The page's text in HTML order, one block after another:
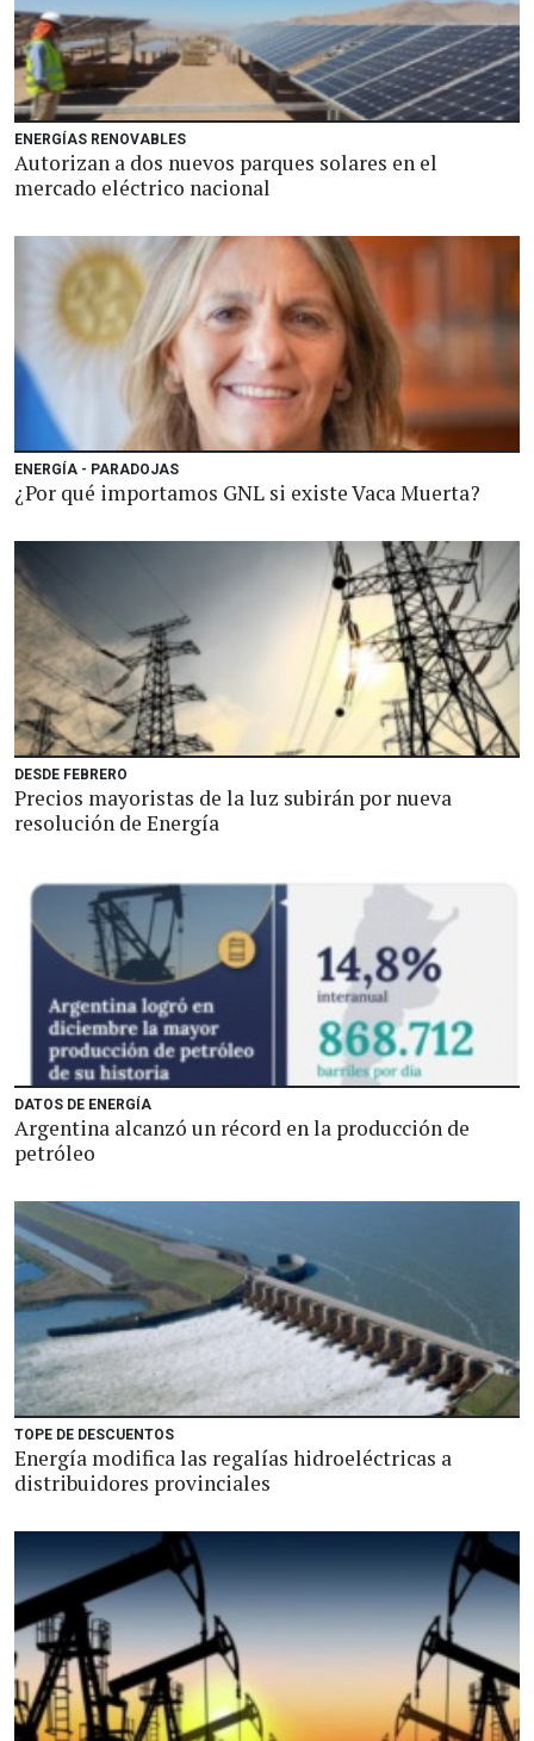
ENERGÍAS RENOVABLES
Autorizan a dos nuevos parques solares en el
mercado eléctrico nacional
ENERGÍA - PARADOJAS
¿Por qué importamos GNL si existe Vaca Muerta?
DESDE FEBRERO
Precios mayoristas de la luz subirán por nueva
resolución de Energía
DATOS DE ENERGÍA
Argentina alcanzó un récord en la producción de
petróleo
TOPE DE DESCUENTOS
Energía modifica las regalías hidroeléctricas a
distribuidores provinciales